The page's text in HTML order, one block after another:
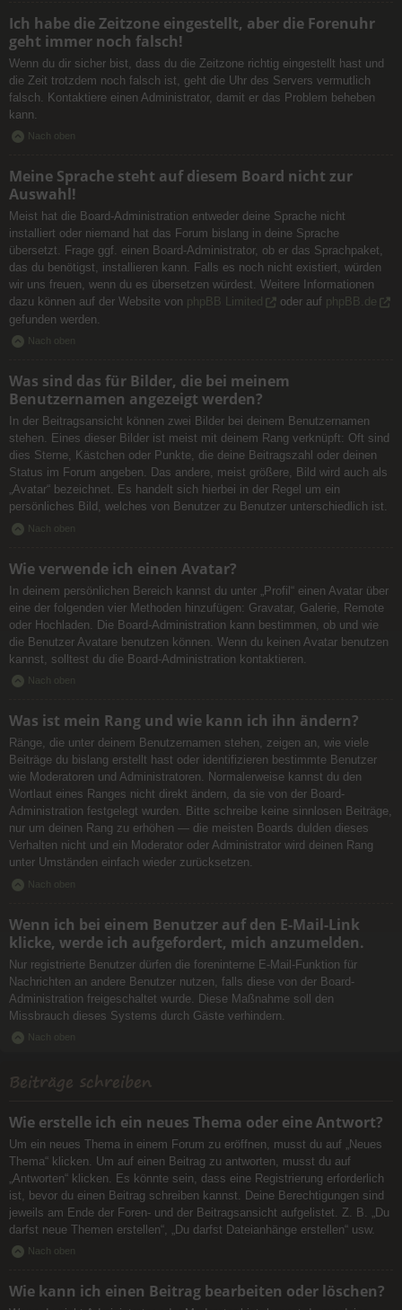
Ich habe die Zeitzone eingestellt, aber die Forenuhr
geht immer noch falsch!
Wenn du dir sicher bist, dass du die Zeitzone richtig eingestellt hast und
die Zeit trotzdem noch falsch ist, geht die Uhr des Servers vermutlich
falsch. Kontaktiere einen Administrator, damit er das Problem beheben
kann.
Nach oben
Meine Sprache steht auf diesem Board nicht zur
Auswahl!
Meist hat die Board-Administration entweder deine Sprache nicht
installiert oder niemand hat das Forum bislang in deine Sprache
übersetzt. Frage ggf. einen Board-Administrator, ob er das Sprachpaket,
das du benötigst, installieren kann. Falls es noch nicht existiert, würden
wir uns freuen, wenn du es übersetzen würdest. Weitere Informationen
dazu können auf der Website von phpBB Limited oder auf phpBB.de
gefunden werden.
Nach oben
Was sind das für Bilder, die bei meinem
Benutzernamen angezeigt werden?
In der Beitragsansicht können zwei Bilder bei deinem Benutzernamen
stehen. Eines dieser Bilder ist meist mit deinem Rang verknüpft: Oft sind
dies Sterne, Kästchen oder Punkte, die deine Beitragszahl oder deinen
Status im Forum angeben. Das andere, meist größere, Bild wird auch als
„Avatar“ bezeichnet. Es handelt sich hierbei in der Regel um ein
persönliches Bild, welches von Benutzer zu Benutzer unterschiedlich ist.
Nach oben
Wie verwende ich einen Avatar?
In deinem persönlichen Bereich kannst du unter „Profil“ einen Avatar über
eine der folgenden vier Methoden hinzufügen: Gravatar, Galerie, Remote
oder Hochladen. Die Board-Administration kann bestimmen, ob und wie
die Benutzer Avatare benutzen können. Wenn du keinen Avatar benutzen
kannst, solltest du die Board-Administration kontaktieren.
Nach oben
Was ist mein Rang und wie kann ich ihn ändern?
Ränge, die unter deinem Benutzernamen stehen, zeigen an, wie viele
Beiträge du bislang erstellt hast oder identifizieren bestimmte Benutzer
wie Moderatoren und Administratoren. Normalerweise kannst du den
Wortlaut eines Ranges nicht direkt ändern, da sie von der Board-
Administration festgelegt wurden. Bitte schreibe keine sinnlosen Beiträge,
nur um deinen Rang zu erhöhen — die meisten Boards dulden dieses
Verhalten nicht und ein Moderator oder Administrator wird deinen Rang
unter Umständen einfach wieder zurücksetzen.
Nach oben
Wenn ich bei einem Benutzer auf den E-Mail-Link
klicke, werde ich aufgefordert, mich anzumelden.
Nur registrierte Benutzer dürfen die foreninterne E-Mail-Funktion für
Nachrichten an andere Benutzer nutzen, falls diese von der Board-
Administration freigeschaltet wurde. Diese Maßnahme soll den
Missbrauch dieses Systems durch Gäste verhindern.
Nach oben
Beiträge schreiben
Wie erstelle ich ein neues Thema oder eine Antwort?
Um ein neues Thema in einem Forum zu eröffnen, musst du auf „Neues
Thema“ klicken. Um auf einen Beitrag zu antworten, musst du auf
„Antworten“ klicken. Es könnte sein, dass eine Registrierung erforderlich
ist, bevor du einen Beitrag schreiben kannst. Deine Berechtigungen sind
jeweils am Ende der Foren- und der Beitragsansicht aufgelistet. Z. B. „Du
darfst neue Themen erstellen“, „Du darfst Dateianhänge erstellen“ usw.
Nach oben
Wie kann ich einen Beitrag bearbeiten oder löschen?